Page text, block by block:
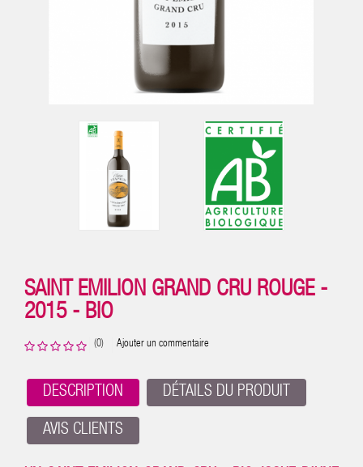
SAINT EMILION GRAND CRU ROUGE -
2015 - BIO
(0) Ajouter un commentaire
DESCRIPTION DÉTAILS DU PRODUIT
AVIS CLIENTS